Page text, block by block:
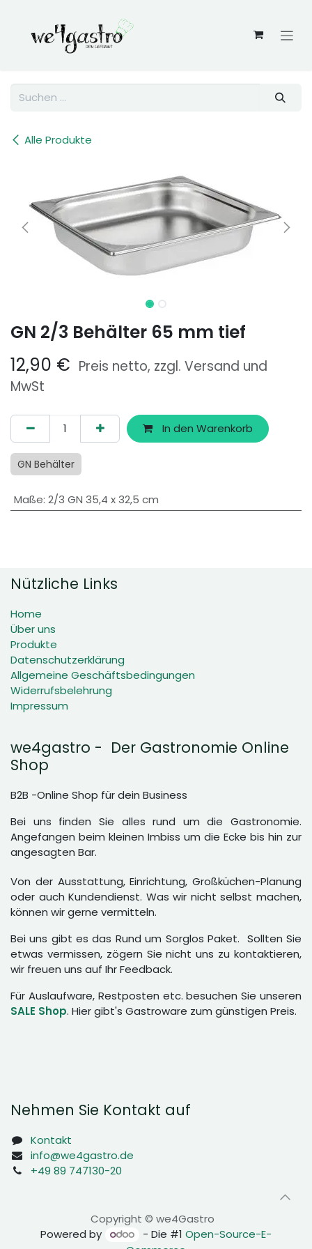
Alle Produkte
GN 2/3 Behälter 65 mm tief
12,90 € Preis netto, zzgl. Versand und
MwSt
In den Warenkorb
GN Behälter
Maße: 2/3 GN 35,4 x 32,5 cm
Nützliche Links
Home
Über uns
Produkte
Datenschutzerklärung
Allgemeine Geschäftsbedingungen
Widerrufsbelehrung
Impressum
we4gastro - Der Gastronomie Online
Shop
B2B -Online Shop für dein Business
Bei uns finden Sie alles rund um die Gastronomie.
Angefangen beim kleinen Imbiss um die Ecke bis hin zur
angesagten Bar.
Von der Ausstattung, Einrichtung, Großküchen-Planung
oder auch Kundendienst. Was wir nicht selbst machen,
können wir gerne vermitteln.
Bei uns gibt es das Rund um Sorglos Paket. Sollten Sie
etwas vermissen, zögern Sie nicht uns zu kontaktieren,
wir freuen uns auf Ihr Feedback.
Für Auslaufware, Restposten etc. besuchen Sie unseren
SALE Shop. Hier gibt's Gastroware zum günstigen Preis.
Nehmen Sie Kontakt auf
Kontakt
info@we4gastro.de
+49 89 747130-20
Copyright © we4Gastro
Powered by
- Die #1Open-Source-E-